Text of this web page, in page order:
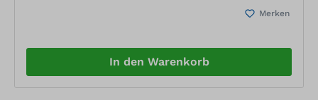
Merken
In den Warenkorb